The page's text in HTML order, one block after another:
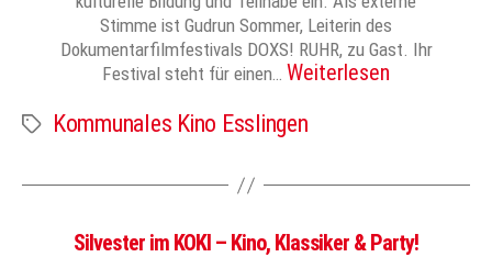
Stimme ist Gudrun Sommer, Leiterin des
Dokumentarfilmfestivals DOXS! RUHR, zu Gast. Ihr
Festival steht für einen… Weiterlesen
Schlagwörter
Kommunales Kino Esslingen
Silvester im KOKI – Kino, Klassiker & Party!